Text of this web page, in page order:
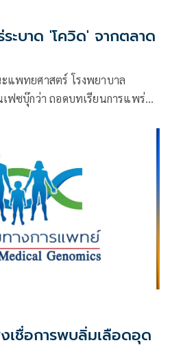
ะบาด 'โควิด' จากตลาด
แพทยศาสตร์ โรงพยาบาล
ฟซบุ๊กว่า ถอดบทเรียนการแพร่
เชื่อการพบลิ่มเลือดอุด